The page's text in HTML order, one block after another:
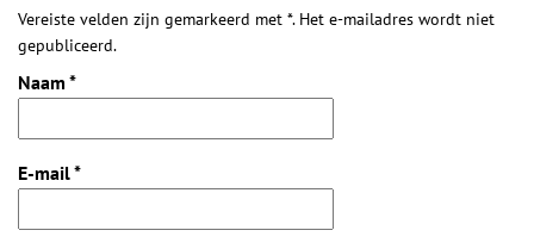
Vereiste velden zijn gemarkeerd met *. Het e-mailadres wordt niet
gepubliceerd.
Naam *
E-mail*